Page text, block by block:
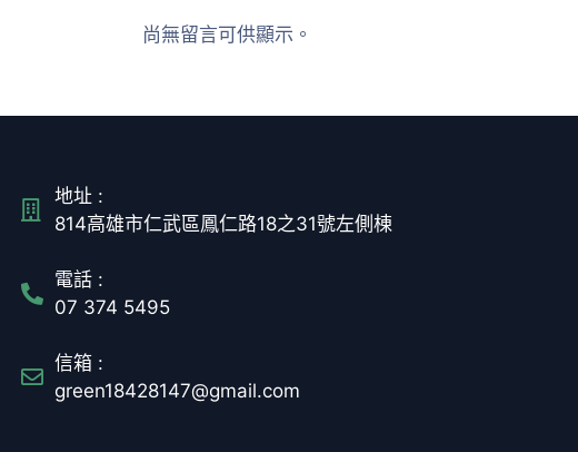
尚無留言可供顯示。
地址 :
814高雄市仁武區鳳仁路18之31號左側棟
電話 :
07 374 5495
信箱 :
green18428147@gmail.com